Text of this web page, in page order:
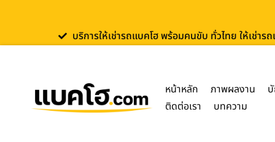
บริการให้เช่ารถแบคโฮ พร้อมคนขับ ทั่วไทย ให้เช่า
หน้าหลัก ภาพผลงาน
ติดต่อเรา
บทความ